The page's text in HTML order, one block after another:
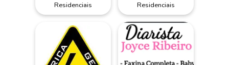
Residenciais Residenciais